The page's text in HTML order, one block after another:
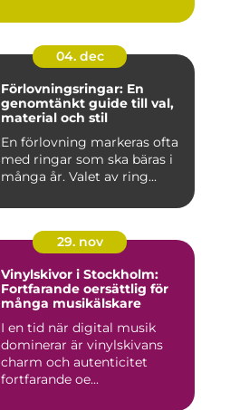
04. dec
Förlovningsringar: En
genomtänkt guide till val,
material och stil
En förlovning markeras ofta
med ringar som ska bäras i
många år. Valet av ring...
29. nov
Vinylskivor i Stockholm:
Fortfarande oersättlig för
många musikälskare
I en tid när digital musik
dominerar är vinylskivans
charm och autenticitet
fortfarande oe...